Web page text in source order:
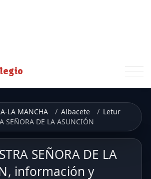
LA MANCHA Albacete
Letur
SEÑORA DE LA ASUNCIÓN
SEÑORA DE LA
información y